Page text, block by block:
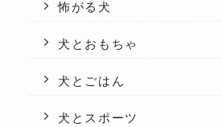
怖がる犬
犬とおもちゃ
犬とごはん
犬とスポーツ